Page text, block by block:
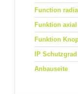
Function radial
Funktion axial
Funktion
IP Schutzgrad
Anbauseite